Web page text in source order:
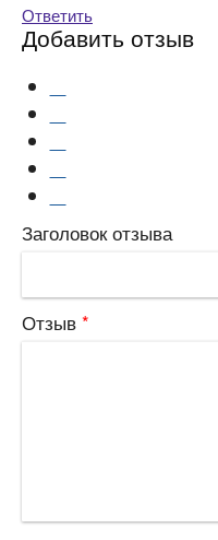
Ответить
Добавить отзыв
Заголовок отзыва
Отзыв *